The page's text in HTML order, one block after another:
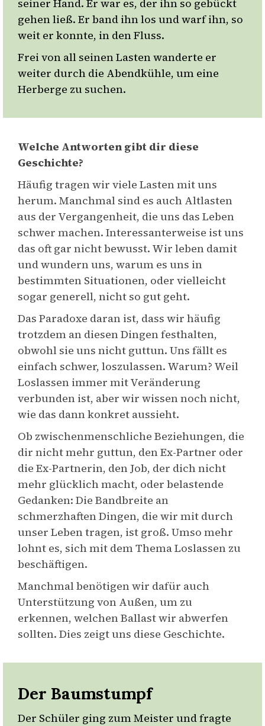
seiner Hand. Er war es, der ihn so gebückt
gehen ließ. Er band ihn los und warf ihn, so
weit er konnte, in den Fluss.
Frei von all seinen Lasten wanderte er
weiter durch die Abendkühle, um eine
Herberge zu suchen.
Welche Antworten gibt dir diese
Geschichte?
Häufig tragen wir viele Lasten mit uns
herum. Manchmal sind es auch Altlasten
aus der Vergangenheit, die uns das Leben
schwer machen. Interessanterweise ist uns
das oft gar nicht bewusst. Wir leben damit
und wundern uns, warum es uns in
bestimmten Situationen, oder vielleicht
sogar generell, nicht so gut geht.
Das Paradoxe daran ist, dass wir häufig
trotzdem an diesen Dingen festhalten,
obwohl sie uns nicht guttun. Uns fällt es
einfach schwer, loszulassen. Warum? Weil
Loslassen immer mit Veränderung
verbunden ist, aber wir wissen noch nicht,
wie das dann konkret aussieht.
Ob zwischenmenschliche Beziehungen, die
dir nicht mehr guttun, den Ex-Partner oder
die Ex-Partnerin, den Job, der dich nicht
mehr glücklich macht, oder belastende
Gedanken: Die Bandbreite an
schmerzhaften Dingen, die wir mit durch
unser Leben tragen, ist groß. Umso mehr
lohnt es, sich mit dem Thema Loslassen zu
beschäftigen.
Manchmal benötigen wir dafür auch
Unterstützung von Außen, um zu
erkennen, welchen Ballast wir abwerfen
sollten. Dies zeigt uns diese Geschichte.
Der Baumstumpf
Der Schüler ging zum Meister und fragte